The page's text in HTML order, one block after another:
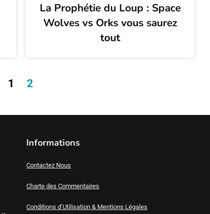
La Prophétie du Loup : Space
Wolves vs Orks vous saurez
tout
1 2
Informations
Contactez Nous
Charte des Commentaires
Conditions d’Utilisation & Mentions Légales